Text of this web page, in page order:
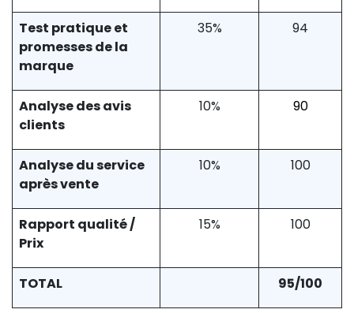
Test pratique et
promesses de la
marque
35% 94
Analyse des avis
clients
10% 90
Analyse du service
après vente
10% 100
Rapport qualité /
Prix
15% 100
TOTAL 95/100